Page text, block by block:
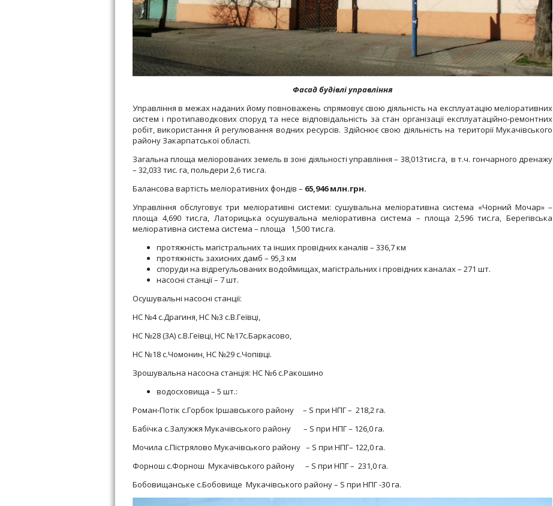
Фасад будівлі управління
Управління в межах наданих йому повноважень спрямовує свою діяльність на експлуатацію меліоративних
систем і протипаводкових споруд та несе відповідальність за стан організації експлуатаційно-ремонтних
робіт, використання й регулювання водних ресурсів. Здійснює свою діяльність на території Мукачівського
району Закарпатської області.
Загальна площа меліорованих земель в зоні діяльності управління – 38,013тис.га, в т.ч. гончарного дренажу
– 32,033 тис. га, польдери 2,6 тис.га.
Балансова вартість меліоративних фондів – 65,946 млн.грн.
Управління обслуговує три меліоративні системи: сушувальна меліоративна система «Чорний Мочар» –
площа 4,690 тис.га, Латорицька осушувальна меліоративна система – площа 2,596 тис.га, Берегівська
меліоративна система система – площа 1,500 тис.га.
протяжність магістральних та інших провідних каналів – 336,7 км
протяжність захисних дамб – 95,3 км
споруди на відрегульованих водоймищах, магістральних і провідних каналах – 271 шт.
насосні станції – 7 шт.
Осушувальні насосні станції:
НС №4 с.Драгиня, НС №3 с.В.Геївці,
НС №28 (3А) с.В.Геївці, НС №17с.Баркасово,
НС №18 с.Чомонин, НС №29 с.Чопівці.
Зрошувальна насосна станція: НС №6 с.Ракошино
водосховища – 5 шт.:
Роман-Потік с.Горбок Іршавського району – S при НПГ – 218,2 га.
Бабічка с.Залужжя Мукачівського району – S при НПГ – 126,0 га.
Мочила с.Пістрялово Мукачівського району – S при НПГ– 122,0 га.
Форнош с.Форнош Мукачівського району – S при НПГ – 231,0 га.
Бобовищанське с.Бобовище Мукачівського району – S при НПГ -30 га.